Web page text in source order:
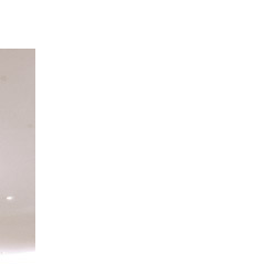
Acapulco
| La nieve